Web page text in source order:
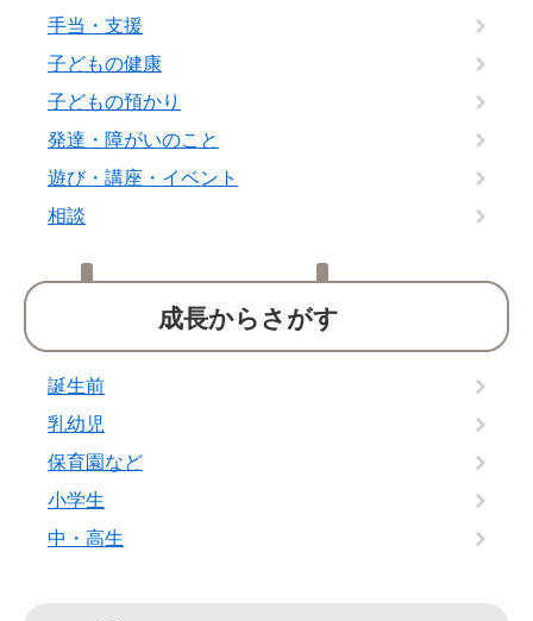
手当・支援
子どもの健康
子どもの預かり
発達・障がいのこと
遊び・講座・イベント
相談
成長からさがす
誕生前
乳幼児
保育園など
小学生
中・高生